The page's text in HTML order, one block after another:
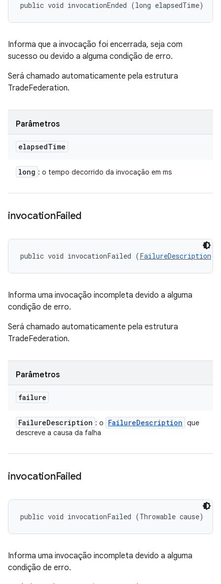
public void invocationEnded (long elapsedTime)
Informa que a invocação foi encerrada, seja com
sucesso ou devido a alguma condição de erro.
Será chamado automaticamente pela estrutura
TradeFederation.
Parâmetros
elapsedTime
long : o tempo decorrido da invocação em ms
invocationFailed
public void invocationFailed (FailureDescription
Informa uma invocação incompleta devido a alguma
condição de erro.
Será chamado automaticamente pela estrutura
TradeFederation.
Parâmetros
failure
FailureDescription : o FailureDescription que
descreve a causa da falha
invocationFailed
public void invocationFailed (Throwable cause)
Informa uma invocação incompleta devido a alguma
condição de erro.